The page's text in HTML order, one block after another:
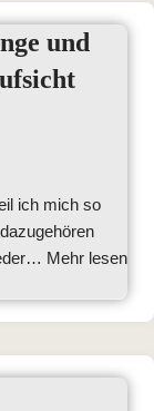
und
ich mich so
Mehr lesen